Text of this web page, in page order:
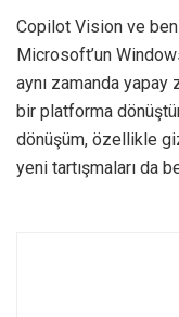
Copilot Vision ve
Microsoft’un
aynı zamanda
bir platforma
dönüşüm, özellikle
yeni tartışmaları da